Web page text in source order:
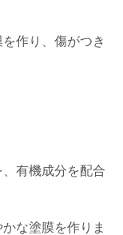
作り、傷がつき
有機成分を配合
な塗膜を作りま